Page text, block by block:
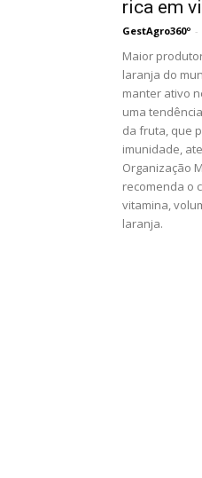
rica em
GestAgro360º -
Maior
laranja do
manter ativo
uma
da fruta, que
imunidade,
Organização
recomenda o
vitamina,
laranja.